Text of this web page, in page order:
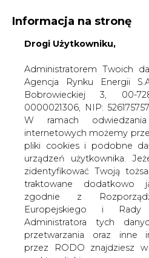
KONTAKT:
WYDAWCA PORTALU:
WYSOKI KONTRAST WIELKOŚĆ
Informacja na stronę
Drogi Użytkowniku,
Administratorem Twoich
Agencja Rynku Energii
Bobrowieckiej 3, 00-
0000021306, NIP:
W ramach
internetowych możemy
pliki cookies i podobne
urządzeń użytkownika.
zidentyfikować Twoją
traktowane dodatkowo
zgodnie z
Europejskiego i Rady
Administratora tych
przetwarzania oraz inne
przez RODO znajdziesz